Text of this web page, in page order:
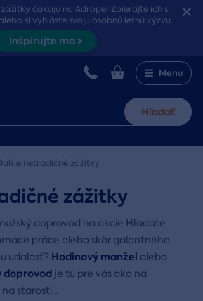
čakajú na Adrope! Zbierajte ich s
si vyhláste svoju osobnú letnú výzvu.
Inšpirujte ma >
Menu
Hľadať
netradičné zážitky
zážitky
doprovod na akcie Hľadáte
práce alebo skôr galantného
udalosť? Hodinový manžel alebo
doprovod je tu pre vás ako na
starosti...